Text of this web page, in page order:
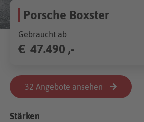
Porsche Boxster
Gebraucht ab
€ 47.490 ,-
32 Angebote ansehen
Stärken